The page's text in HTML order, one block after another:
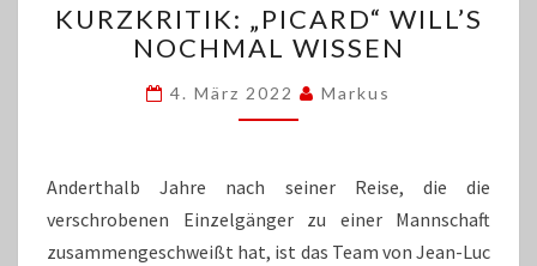
„PICARD“
WILL’S
WISSEN
KURZKRITIK: „PICARD“ WILL’S
NOCHMAL WISSEN
4. März 2022 Markus
Anderthalb Jahre nach seiner Reise, die die
verschrobenen Einzelgänger zu einer Mannschaft
zusammengeschweißt hat, ist das Team von Jean-Luc